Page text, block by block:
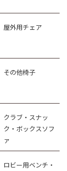
屋外用チェア
その他椅子
クラブ・スナッ
ク・ボックスソフ
ァ
ロビー用ベンチ・